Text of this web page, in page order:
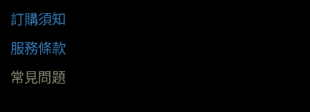
訂購須知
服務條款
常見問題